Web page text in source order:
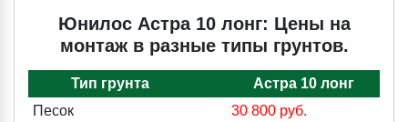
Юнилос Астра 10 лонг: Цены на
монтаж в разные типы грунтов.
Тип грунта
Астра 10 лонг
Песок
30 800 руб.